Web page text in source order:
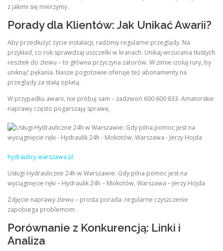
z jakimi się mierzymy.
Porady dla Klientów: Jak Unikać Awarii?
Aby przedłużyć życie instalacji, radzimy regularne przeglądy. Na
przykład, co rok sprawdzaj uszczelki w kranach. Unikaj wrzucania tłustych
resztek do zlewu – to główna przyczyna zatorów. W zimie izoluj rury, by
uniknąć pękania. Nasze pogotowie oferuje też abonamenty na
przeglądy za stałą opłatą.
W przypadku awarii, nie próbuj sam – zadzwoń 600 600 833. Amatorskie
naprawy często pogarszają sprawę.
hydraulicy.warszawa.pl
Usługi Hydrauliczne 24h w Warszawie: Gdy pilna pomoc jest na
wyciągnięcie ręki – Hydraulik 24h – Mokotów, Warszawa – Jerzy Hojda
Zdjęcie naprawy zlewu – prosta porada: regularne czyszczenie
zapobiega problemom.
Porównanie z Konkurencją: Linki i
Analiza